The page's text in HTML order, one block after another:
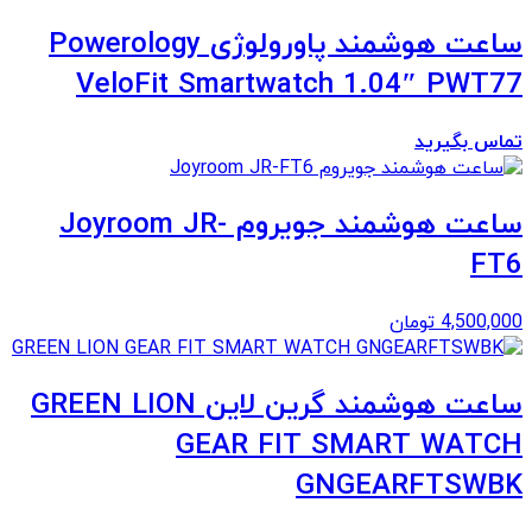
ساعت هوشمند پاورولوژی Powerology
VeloFit Smartwatch 1.04″ PWT77
تماس بگیرید
ساعت هوشمند جویروم Joyroom JR-
FT6
4,500,000 تومان
ساعت هوشمند گرین لاین GREEN LION
GEAR FIT SMART WATCH
GNGEARFTSWBK